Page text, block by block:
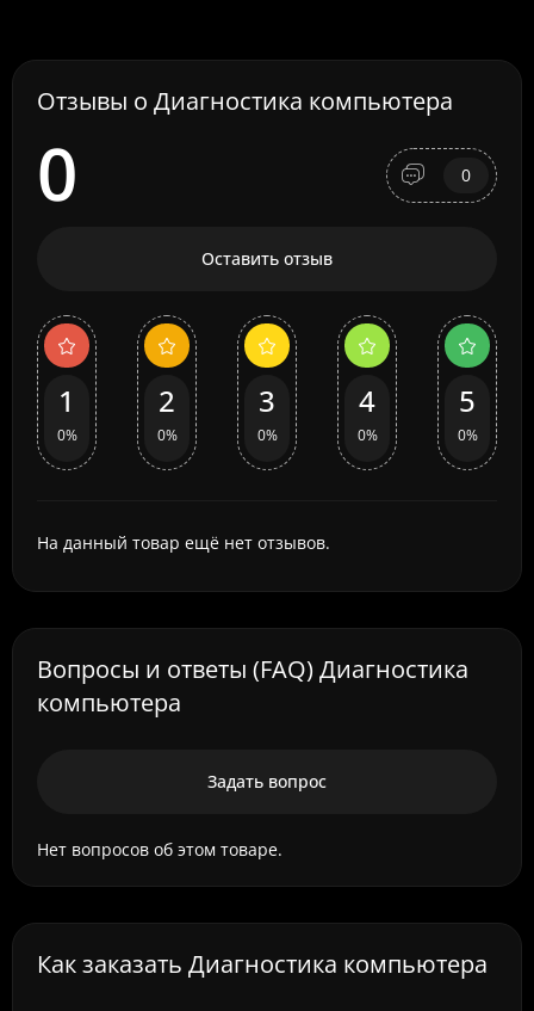
Отзывы о Диагностика компьютера
0 0
Оставить отзыв
1
0%
2
0%
3
0%
4
0%
5
0%
На данный товар ещё нет отзывов.
Вопросы и ответы (FAQ) Диагностика
компьютера
Задать вопрос
Нет вопросов об этом товаре.
Как заказать Диагностика компьютера